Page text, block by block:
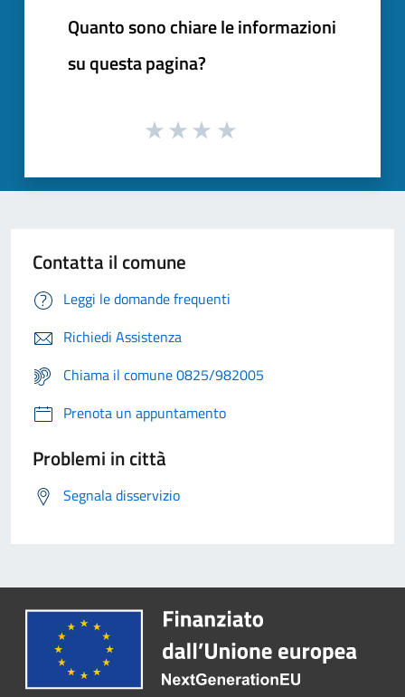
Quanto sono chiare le informazioni
su questa pagina?
Contatta il comune
Leggi le domande frequenti
Richiedi Assistenza
Chiama il comune 0825/982005
Prenota un appuntamento
Problemi in città
Segnala disservizio